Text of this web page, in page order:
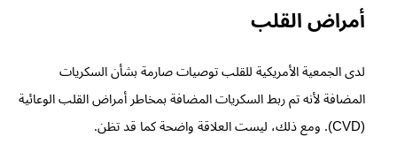
أمراض القلب
لدى الجمعية الأمريكية للقلب توصيات صارمة بشأن السكريات
المضافة لأنه تم ربط السكريات المضافة بمخاطر أمراض القلب الوعائية